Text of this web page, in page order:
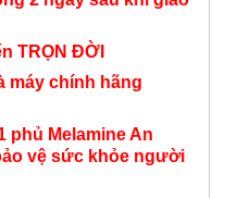
TRỌN ĐỜI
máy chính hãng
phủ Melamine An
vệ sức khỏe người